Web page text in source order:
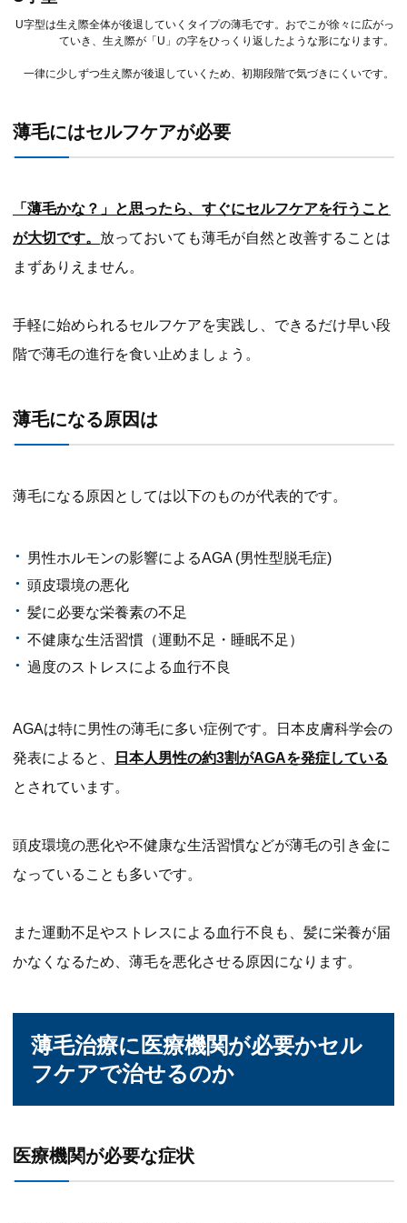
U字型は生え際全体が後退していくタイプの薄毛です。おでこが徐々に広がっ
ていき、生え際が「U」の字をひっくり返したような形になります。
一律に少しずつ生え際が後退していくため、初期段階で気づきにくいです。
薄毛にはセルフケアが必要
「薄毛かな？」と思ったら、すぐにセルフケアを行うこと
が大切です。 放っておいても薄毛が自然と改善することは
まずありえません。
手軽に始められるセルフケアを実践し、できるだけ早い段
階で薄毛の進行を食い止めましょう。
薄毛になる原因は
薄毛になる原因としては以下のものが代表的です。
男性ホルモンの影響によるAGA (男性型脱毛症)
頭皮環境の悪化
髪に必要な栄養素の不足
不健康な生活習慣（運動不足・睡眠不足）
過度のストレスによる血行不良
AGAは特に男性の薄毛に多い症例です。日本皮膚科学会の
発表によると、
日本人男性の約3割がAGAを発症している
とされています。
頭皮環境の悪化や不健康な生活習慣などが薄毛の引き金に
なっていることも多いです。
また運動不足やストレスによる血行不良も、髪に栄養が届
かなくなるため、薄毛を悪化させる原因になります。
薄毛治療に医療機関が必要かセル
フケアで治せるのか
医療機関が必要な症状